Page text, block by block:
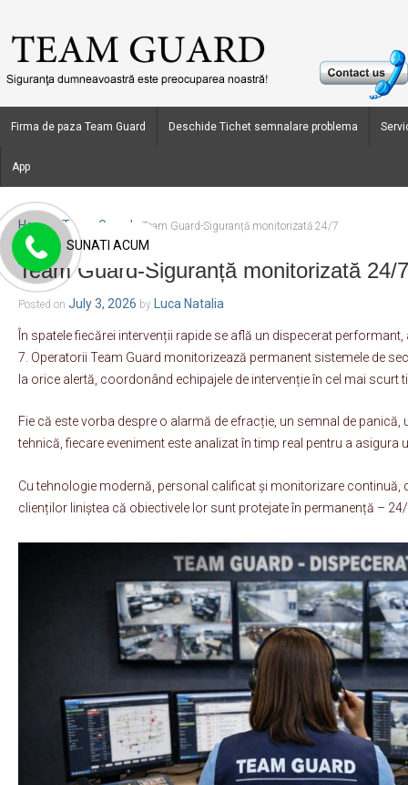
Firma de paza Team Guard Deschide Tichet semnalare problema
App
Home Team Guard Team Guard-Siguranță monitorizată 24/7
Team Guard-Siguranță monitorizată 24/7
Posted on July 3, 2026 by Luca Natalia
În spatele fiecărei intervenții rapide se află un dispecerat performant,
7. Operatorii Team Guard monitorizează permanent sistemele de
la orice alertă, coordonând echipajele de intervenție în cel mai scurt
Fie că este vorba despre o alarmă de efracție, un semnal de
tehnică, fiecare eveniment este analizat în timp real pentru a asigura
Cu tehnologie modernă, personal calificat și monitorizare continuă,
clienților liniștea că obiectivele lor sunt protejate în permanență – 24/
SUNATI ACUM